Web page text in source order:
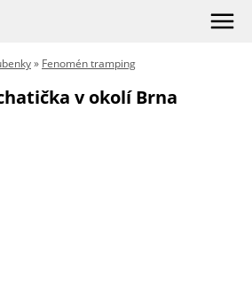
» Fenomén tramping
v okolí Brna